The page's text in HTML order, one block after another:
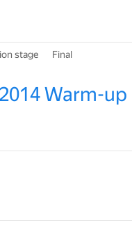
stage Final
Warm-up